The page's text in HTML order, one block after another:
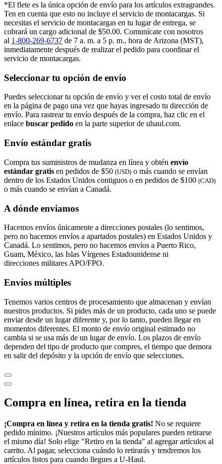
*El flete es la única opción de envío para los artículos extragrandes.
Ten en cuenta que esto no incluye el servicio de montacargas. Si
necesitas el servicio de montacargas en tu lugar de entrega, se
cobrará un cargo adicional de $50.00. Comunícate con nosotros
al 1-800-269-6737 de 7 a. m. a 5 p. m., hora de Arizona (MST),
inmediatamente después de realizar el pedido para coordinar el
servicio de montacargas.
Seleccionar tu opción de envío
Puedes seleccionar tu opción de envío y ver el costo total de envío
en la página de pago una vez que hayas ingresado tu dirección de
envío. Para rastrear tu envío después de la compra, haz clic en el
enlace buscar pedido​​​​​​​ en la parte superior de uhaul.com.
Envío estándar gratis
Compra tus suministros de mudanza en línea y obtén envío
estándar gratis en pedidos de $50 (USD) o más cuando se envían
dentro de los Estados Unidos contiguos o en pedidos de $100 (CAD)
o más cuando se envían a Canadá.
A dónde enviamos
Hacemos envíos únicamente a direcciones postales (lo sentimos,
pero no hacemos envíos a apartados postales) en Estados Unidos y
Canadá. Lo sentimos, pero no hacemos envíos a Puerto Rico,
Guam, México, las Islas Vírgenes Estadounidense ni
direcciones militares APO/FPO.
Envíos múltiples
Tenemos varios centros de procesamiento que almacenan y envían
nuestros productos. Si pides más de un producto, cada uno se puede
enviar desde un lugar diferente y, por lo tanto, pueden llegar en
momentos diferentes. El monto de envío original estimado no
cambia si se usa más de un lugar de envío. Los plazos de envío
dependen del tipo de producto que compres, el tiempo que demora
en salir del depósito y la opción de envío que selecciones.
Compra en línea, retira en la tienda
¡Compra en línea y retira en la tienda gratis! No se requiere
pedido mínimo. ¡Nuestros artículos más populares pueden retirarse
el mismo día! Solo elige "Retiro en la tienda" al agregar artículos al
carrito. Al pagar, selecciona cuándo lo retirarás y tendremos los
artículos listos para cuando llegues a U-Haul.